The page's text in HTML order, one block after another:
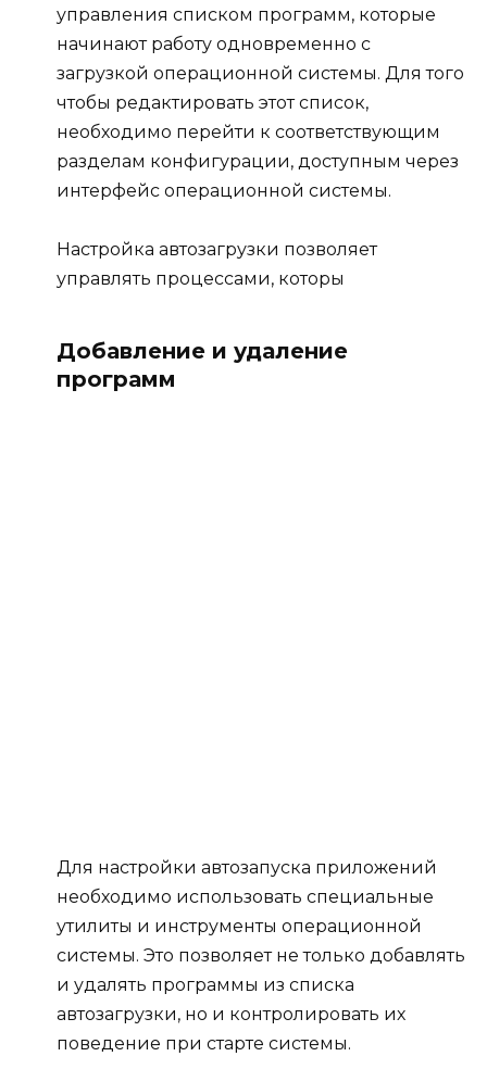
управления списком программ, которые
начинают работу одновременно с
загрузкой операционной системы. Для того
чтобы редактировать этот список,
необходимо перейти к соответствующим
разделам конфигурации, доступным через
интерфейс операционной системы.
Настройка автозагрузки позволяет
управлять процессами, которы
Добавление и удаление
программ
Для настройки автозапуска приложений
необходимо использовать специальные
утилиты и инструменты операционной
системы. Это позволяет не только добавлять
и удалять программы из списка
автозагрузки, но и контролировать их
поведение при старте системы.